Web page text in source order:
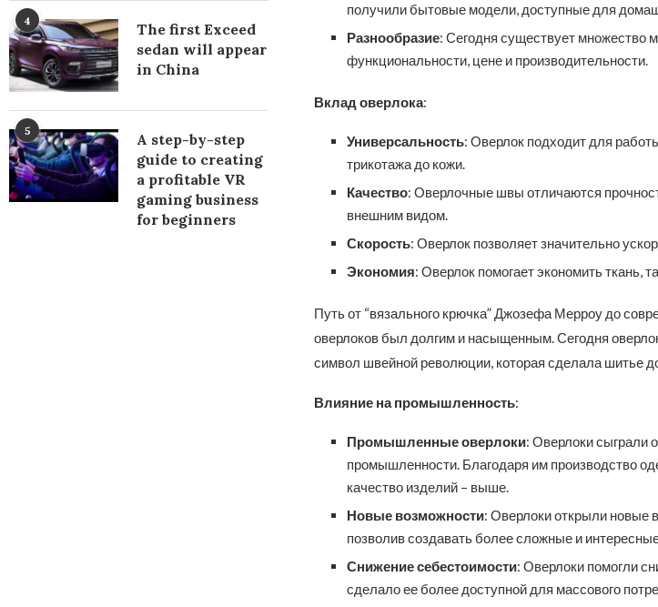
получили бытовые модели, доступные для
Разнообразие: Сегодня существует множество
функциональности, цене и производительности.
Вклад оверлока:
Универсальность: Оверлок подходит для
трикотажа до кожи.
Качество: Оверлочные швы отличаются
внешним видом.
Скорость: Оверлок позволяет значительно
Экономия: Оверлок помогает экономить ткань,
Путь от “вязального крючка” Джозефа Мерроу до
оверлоков был долгим и насыщенным. Сегодня
символ швейной революции, которая сделала шитье
Влияние на промышленность:
Промышленные оверлоки: Оверлоки сыграли
промышленности. Благодаря им производство
качество изделий – выше.
Новые возможности: Оверлоки открыли новые
позволив создавать более сложные и
Снижение себестоимости: Оверлоки помогли
сделало ее более доступной для массового
4
The first Exceed
sedan will appear
in China
5
A step-by-step
guide to creating
a profitable VR
gaming business
for beginners